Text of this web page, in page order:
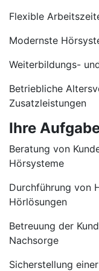
Flexible
Modernste
Weiterbildungs-
Betriebliche
Zusatzleistungen
Ihre
Beratung von
Hörsysteme
Durchführung von
Hörlösungen
Betreuung der
Nachsorge
Sicherstellung